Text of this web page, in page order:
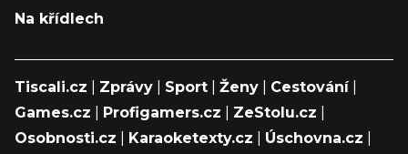
Na křídlech
Tiscali.cz Zprávy Sport Ženy Cestování|
Games.cz
Profigamers.cz ZeStolu.cz
Osobnosti.cz
Karaoketexty.cz Úschovna.cz